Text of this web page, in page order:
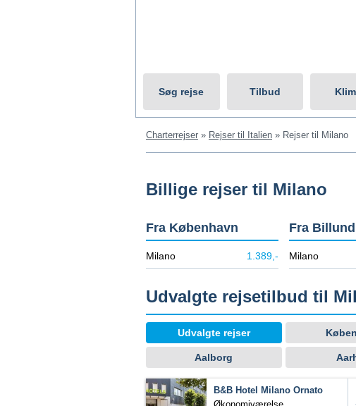
Søg rejse Tilbud
Charterrejser » Rejser til Italien » Rejser til Milano
Billige rejser til Milano
Fra København
Milano 1.389,-
Fra Billund
Milano
Udvalgte rejsetilbud til
Udvalgte rejser
Aalborg
B&B Hotel Milano Ornato